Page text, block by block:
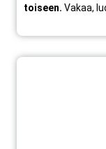
toiseen. Vakaa,